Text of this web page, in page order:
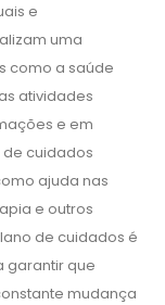
e
uma
como a saúde
atividades
e em
cuidados
ajuda nas
e outros
de cuidados é
garantir que
mudança